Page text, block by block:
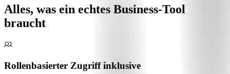
Alles, was ein echtes Business-Tool
braucht
Rollenbasierter Zugriff inklusive